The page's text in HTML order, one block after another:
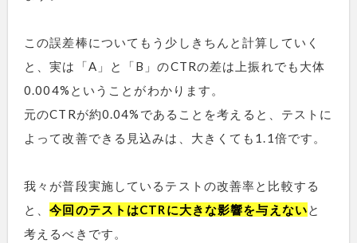
この誤差棒についてもう少しきちんと計算していく
と、実は「A」と「B」のCTRの差は上振れでも大体
0.004%ということがわかります。
元のCTRが約0.04%であることを考えると、テストに
よって改善できる見込みは、大きくても1.1倍です。
我々が普段実施しているテストの改善率と比較する
と、今回のテストはCTRに大きな影響を与えない と
考えるべきです。